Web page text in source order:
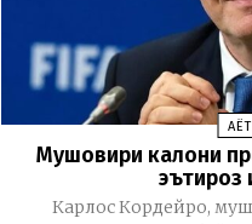
Мушовири калони
Карлос Кордейро,